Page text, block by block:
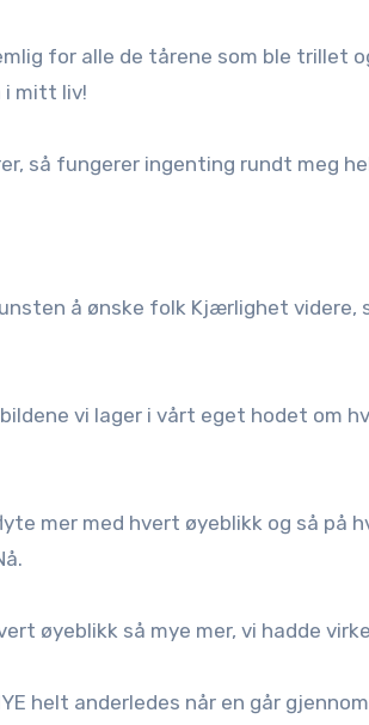
for alle de tårene som ble trillet
i mitt liv!
så fungerer ingenting rundt meg
å ønske folk Kjærlighet videre,
vi lager i vårt eget hodet om
mer med hvert øyeblikk og så på
øyeblikk så mye mer, vi hadde
helt anderledes når en går